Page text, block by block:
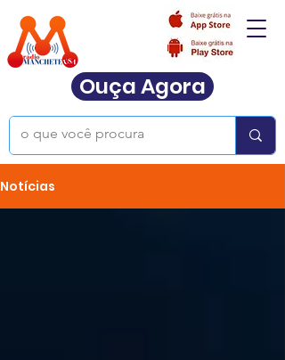
Ouça Agora
Notícias